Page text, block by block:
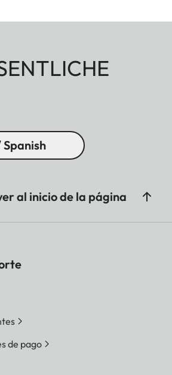
al inicio de la página
de pago